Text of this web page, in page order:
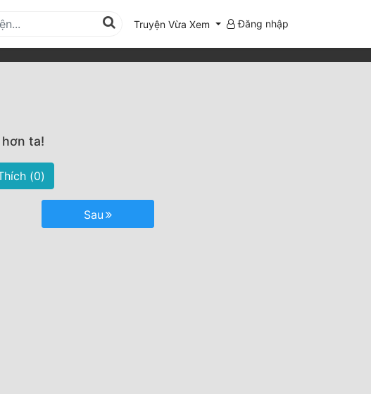
Truyện Vừa Xem Đăng nhập
ta!
(0)
Sau